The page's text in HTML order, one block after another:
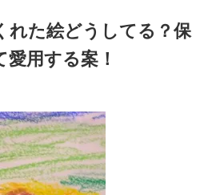
れた絵どうしてる？保
用する案！